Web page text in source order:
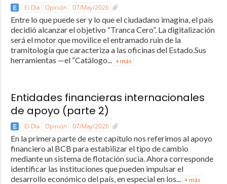
El Día Opinión 07/May/2026
Entre lo que puede ser y lo que el ciudadano imagina, el país
decidió alcanzar el objetivo “Tranca Cero”. La digitalización
será el motor que movilice el entramado ruin de la
tramitología que caracteriza a las oficinas del Estado.Sus
herramientas —el “Catálogo... + más
Entidades financieras internacionales
de apoyo (parte 2)
El Día Opinión 07/May/2026
En la primera parte de este capítulo nos referimos al apoyo
financiero al BCB para estabilizar el tipo de cambio
mediante un sistema de flotación sucia. Ahora corresponde
identificar las instituciones que pueden impulsar el
desarrollo económico del país, en especial en los... + más